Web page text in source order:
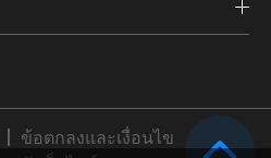
ข้อตกลงและเงื่อนไข